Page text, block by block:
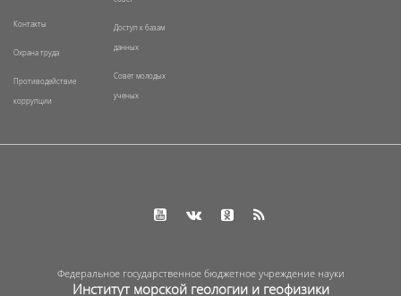
Контакты
Охрана труда
Противодействие
коррупции
Доступ к базам
данных
Совет молодых
ученых
Федеральное государственное бюджетное учреждение науки
Институт морской геологии и геофизики